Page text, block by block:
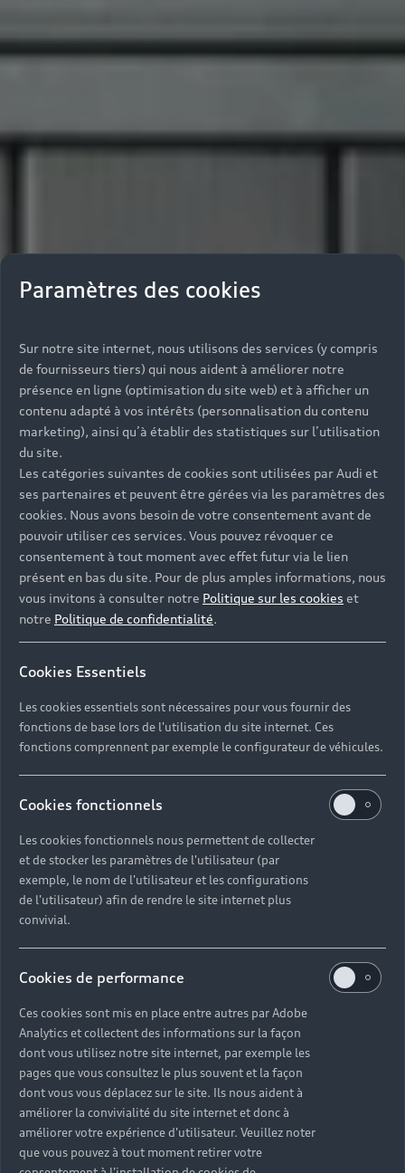
Paramètres des cookies
Sur notre site internet, nous utilisons des services (y compris
de fournisseurs tiers) qui nous aident à améliorer notre
présence en ligne (optimisation du site web) et à afficher un
contenu adapté à vos intérêts (personnalisation du contenu
marketing), ainsi qu’à établir des statistiques sur l’utilisation
du site.
Les catégories suivantes de cookies sont utilisées par Audi et
ses partenaires et peuvent être gérées via les paramètres des
cookies. Nous avons besoin de votre consentement avant de
pouvoir utiliser ces services. Vous pouvez révoquer ce
consentement à tout moment avec effet futur via le lien
présent en bas du site. Pour de plus amples informations, nous
vous invitons à consulter notre Politique sur les cookies et
notre Politique de confidentialité.
Cookies Essentiels
Les cookies essentiels sont nécessaires pour vous fournir des
fonctions de base lors de l'utilisation du site internet. Ces
fonctions comprennent par exemple le configurateur de véhicules.
Cookies fonctionnels
Les cookies fonctionnels nous permettent de collecter
et de stocker les paramètres de l'utilisateur (par
exemple, le nom de l'utilisateur et les configurations
de l'utilisateur) afin de rendre le site internet plus
convivial.
Cookies de performance
Ces cookies sont mis en place entre autres par Adobe
Analytics et collectent des informations sur la façon
dont vous utilisez notre site internet, par exemple les
pages que vous consultez le plus souvent et la façon
dont vous vous déplacez sur le site. Ils nous aident à
améliorer la convivialité du site internet et donc à
améliorer votre expérience d'utilisateur. Veuillez noter
que vous pouvez à tout moment retirer votre